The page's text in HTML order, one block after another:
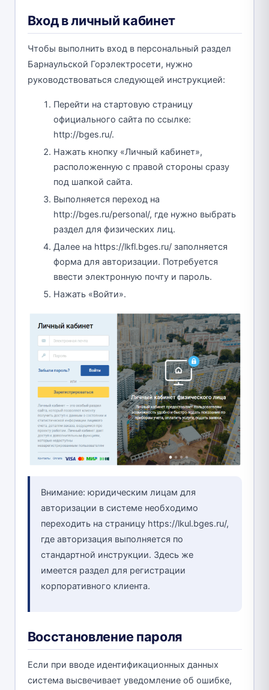
Вход в личный кабинет
Чтобы выполнить вход в персональный раздел
Барнаульской Горэлектросети, нужно
руководствоваться следующей инструкцией:
Перейти на стартовую страницу
официального сайта по ссылке:
http://bges.ru/.
Нажать кнопку «Личный кабинет»,
расположенную с правой стороны сразу
под шапкой сайта.
Выполняется переход на
http://bges.ru/personal/, где нужно выбрать
раздел для физических лиц.
Далее на https://lkfl.bges.ru/ заполняется
форма для авторизации. Потребуется
ввести электронную почту и пароль.
Нажать «Войти».
Внимание: юридическим лицам для
авторизации в системе необходимо
переходить на страницу https://lkul.bges.ru/,
где авторизация выполняется по
стандартной инструкции. Здесь же
имеется раздел для регистрации
корпоративного клиента.
Восстановление пароля
Если при вводе идентификационных данных
система высвечивает уведомление об ошибке,